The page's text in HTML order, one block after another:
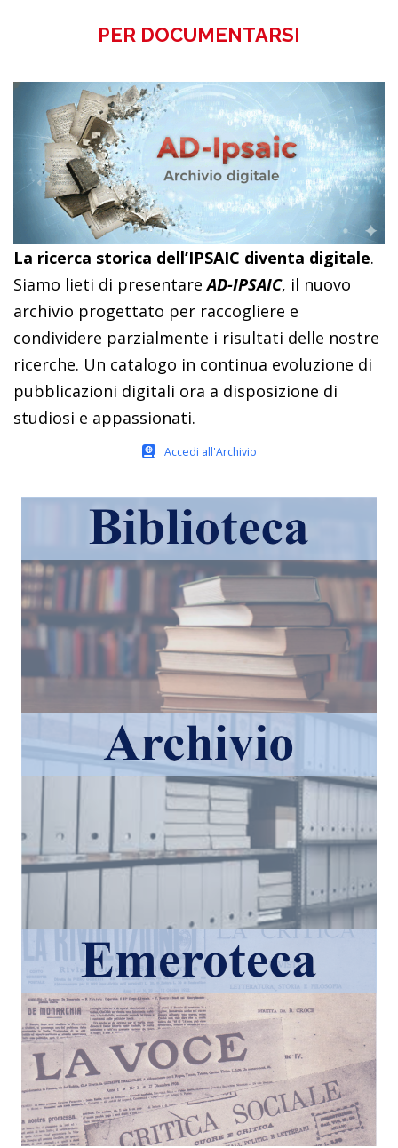
PER DOCUMENTARSI
La ricerca storica dell’IPSAIC diventa digitale.
Siamo lieti di presentareAD-IPSAIC, il nuovo
archivio progettato per raccogliere e
condividere parzialmente i risultati delle nostre
ricerche. Un catalogo in continua evoluzione di
pubblicazioni digitali ora a disposizione di
studiosi e appassionati.
Accedi all'Archivio